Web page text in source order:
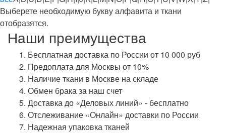
Выберете необходимую букву алфавита и ткани
отобразятся.
Наши преимущества
Бесплатная доставка по России от 10 000 руб
Предоплата для Москвы от 10%
Наличие ткани в Москве на складе
Обмен брака за наш счет
Доставка до «Деловых линий» - бесплатно
Отслеживание «Онлайн» доставки по России
Надежная упаковка тканей